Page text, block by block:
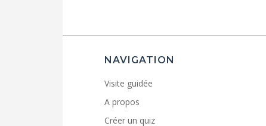
NAVIGATION
Visite guidée
A propos
Créer un quiz